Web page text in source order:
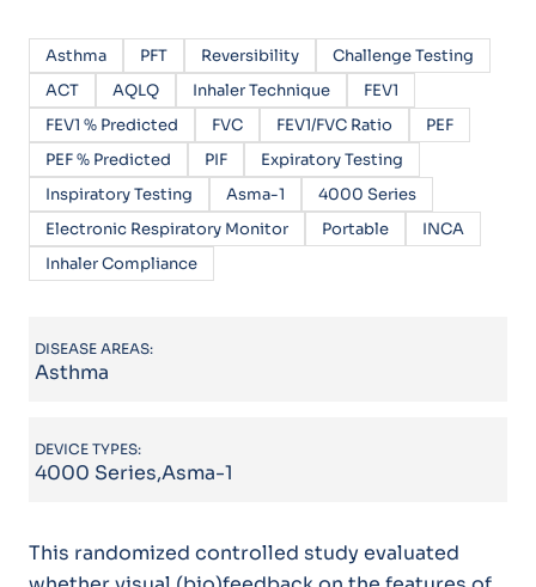
Asthma PFT Reversibility
Challenge Testing
ACT
AQLQ Inhaler Technique
FEV1
FEV1 % Predicted
FVC FEV1/FVC Ratio
PEF
PEF % Predicted
PIF
Expiratory Testing
Inspiratory Testing
Asma-1
4000 Series
Electronic Respiratory Monitor
Portable
INCA
Inhaler Compliance
DISEASE AREAS:
Asthma
DEVICE TYPES:
4000 Series,Asma-1
This randomized controlled study evaluated